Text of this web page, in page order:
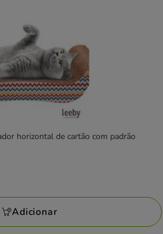
horizontal de cartão com padrão
Adicionar